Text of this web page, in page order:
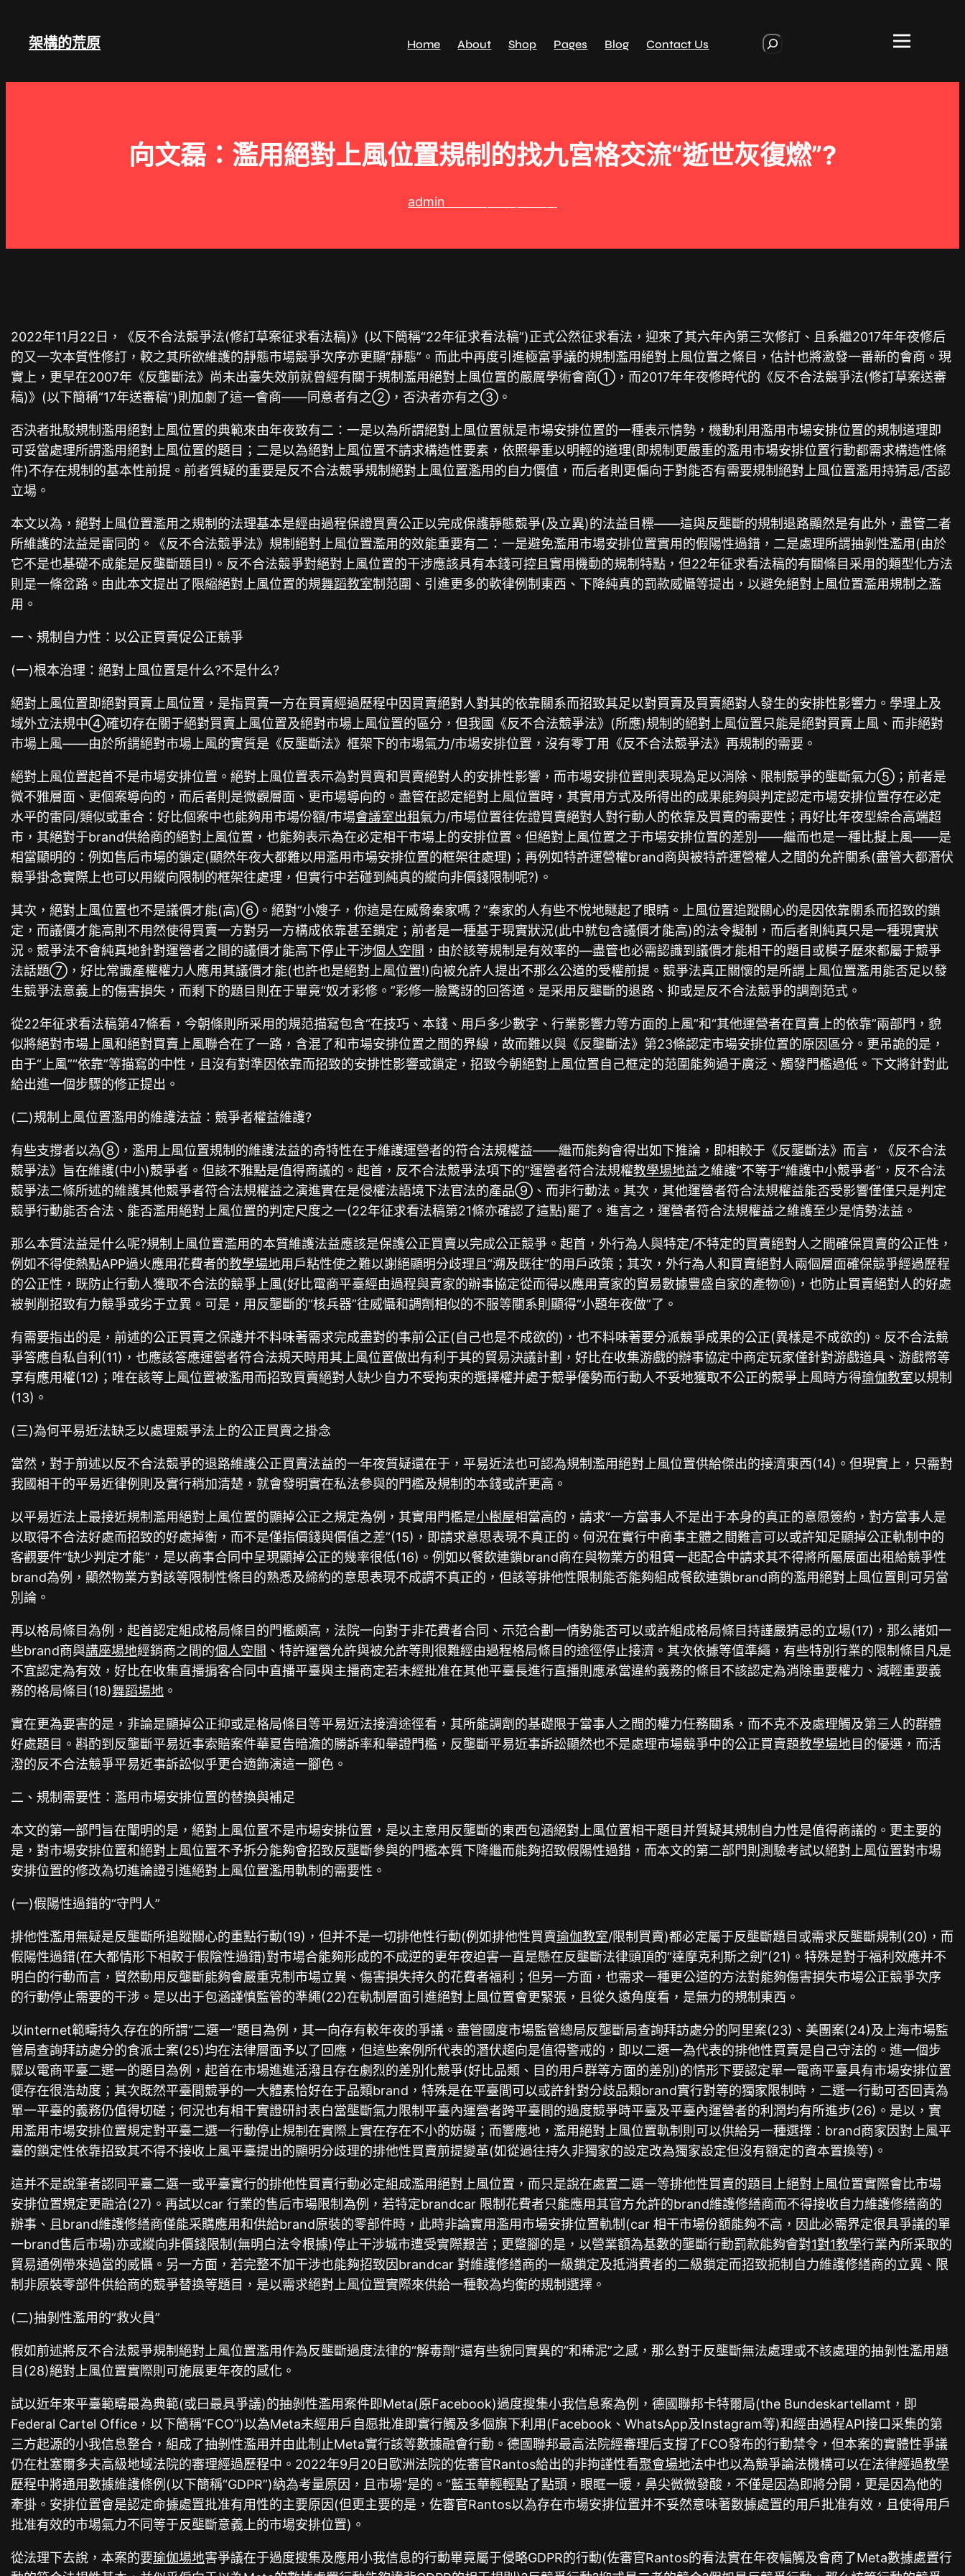
架構的荒原 Home About Shop Pages Blog Contact Us
r
向文磊：濫用絕對上風位置規制的找九宮格交流“逝世灰復燃”?
admin
2022年11月22日，《反不合法競爭法(修訂草案征求看法稿)》(以下簡稱“22年征求看法稿”)正式公然征求看法，迎來了其六年內第三次修訂、且系繼2017年年夜修后
的又一次本質性修訂，較之其所欲維護的靜態市場競爭次序亦更顯“靜態”。而此中再度引進極富爭議的規制濫用絕對上風位置之條目，估計也將激發一番新的會商。現
實上，更早在2007年《反壟斷法》尚未出臺失效前就曾經有關于規制濫用絕對上風位置的嚴厲學術會商①，而2017年年夜修時代的《反不合法競爭法(修訂草案送審
稿)》(以下簡稱“17年送審稿”)則加劇了這一會商——同意者有之②，否決者亦有之③。
否決者批駁規制濫用絕對上風位置的典範來由年夜致有二：一是以為所謂絕對上風位置就是市場安排位置的一種表示情勢，機動利用濫用市場安排位置的規制道理即
可妥當處理所謂濫用絕對上風位置的題目；二是以為絕對上風位置不請求構造性要素，依照舉重以明輕的道理(即規制更嚴重的濫用市場安排位置行動都需求構造性條
件)不存在規制的基本性前提。前者質疑的重要是反不合法競爭規制絕對上風位置濫用的自力價值，而后者則更偏向于對能否有需要規制絕對上風位置濫用持猜忌/否認
立場。
本文以為，絕對上風位置濫用之規制的法理基本是經由過程保證買賣公正以完成保護靜態競爭(及立異)的法益目標——這與反壟斷的規制退路顯然是有此外，盡管二者
所維護的法益是雷同的。《反不合法競爭法》規制絕對上風位置濫用的效能重要有二：一是避免濫用市場安排位置實用的假陽性過錯，二是處理所謂抽剝性濫用(由於
它不是也基礎不成能是反壟斷題目!)。反不合法競爭對絕對上風位置的干涉應該具有本錢可控且實用機動的規制特點，但22年征求看法稿的有關條目采用的類型化方法
則是一條岔路。由此本文提出了限縮絕對上風位置的規舞蹈教室制范圍、引進更多的軟律例制東西、下降純真的罰款威懾等提出，以避免絕對上風位置濫用規制之濫
用。
一、規制自力性：以公正買賣促公正競爭
(一)根本治理：絕對上風位置是什么?不是什么?
絕對上風位置即絕對買賣上風位置，是指買賣一方在買賣經過歷程中因買賣絕對人對其的依靠關系而招致其足以對買賣及買賣絕對人發生的安排性影響力。學理上及
域外立法規中④確切存在關于絕對買賣上風位置及絕對市場上風位置的區分，但我國《反不合法競爭法》(所應)規制的絕對上風位置只能是絕對買賣上風、而非絕對
市場上風——由於所謂絕對市場上風的實質是《反壟斷法》框架下的市場氣力/市場安排位置，沒有零丁用《反不合法競爭法》再規制的需要。
絕對上風位置起首不是市場安排位置。絕對上風位置表示為對買賣和買賣絕對人的安排性影響，而市場安排位置則表現為足以消除、限制競爭的壟斷氣力⑤；前者是
微不雅層面、更個案導向的，而后者則是微觀層面、更市場導向的。盡管在認定絕對上風位置時，其實用方式及所得出的成果能夠與判定認定市場安排位置存在必定
水平的雷同/類似或重合：好比個案中也能夠用市場份額/市場會議室出租氣力/市場位置往佐證買賣絕對人對行動人的依靠及買賣的需要性；再好比年夜型綜合高端超
市，其絕對于brand供給商的絕對上風位置，也能夠表示為在必定相干市場上的安排位置。但絕對上風位置之于市場安排位置的差別——繼而也是一種比擬上風——是
相當顯明的：例如售后市場的鎖定(顯然年夜大都難以用濫用市場安排位置的框架往處理)；再例如特許運營權brand商與被特許運營權人之間的允許關系(盡管大都潛伏
競爭掛念實際上也可以用縱向限制的框架往處理，但實行中若碰到純真的縱向非價錢限制呢?)。
其次，絕對上風位置也不是議價才能(高)⑥。絕對“小嫂子，你這是在威脅秦家嗎？”秦家的人有些不悅地瞇起了眼睛。上風位置追蹤關心的是因依靠關系而招致的鎖
定，而議價才能高則不用然使得買賣一方對另一方構成依靠甚至鎖定；前者是一種基于現實狀況(此中就包含議價才能高)的法令擬制，而后者則純真只是一種現實狀
況。競爭法不會純真地針對運營者之間的議價才能高下停止干涉個人空間 ，由於該等規制是有效率的—盡管也必需認識到議價才能相干的題目或模子歷來都屬于競爭
法話題⑦，好比常識產權權力人應用其議價才能(也許也是絕對上風位置!)向被允許人提出不那么公道的受權前提。競爭法真正關懷的是所謂上風位置濫用能否足以發
生競爭法意義上的傷害損失，而剩下的題目則在于畢竟“奴才彩修。”彩修一臉驚訝的回答道。是采用反壟斷的退路、抑或是反不合法競爭的調劑范式。
從22年征求看法稿第47條看，今朝條則所采用的規范描寫包含“在技巧、本錢、用戶多少數字、行業影響力等方面的上風”和“其他運營者在買賣上的依靠”兩部門，貌
似將絕對市場上風和絕對買賣上風聯合在了一路，含混了和市場安排位置之間的界線，故而難以與《反壟斷法》第23條認定市場安排位置的原因區分。更吊詭的是，
由于“上風”“依靠”等描寫的中性，且沒有對準因依靠而招致的安排性影響或鎖定，招致今朝絕對上風位置自己框定的范圍能夠過于廣泛、觸發門檻過低。下文將針對此
給出進一個步驟的修正提出。
(二)規制上風位置濫用的維護法益：競爭者權益維護?
有些支撐者以為⑧，濫用上風位置規制的維護法益的奇特性在于維護運營者的符合法規權益——繼而能夠會得出如下推論，即相較于《反壟斷法》而言，《反不合法
競爭法》旨在維護(中小)競爭者。但該不雅點是值得商議的。起首，反不合法競爭法項下的“運營者符合法規權教學場地益之維護”不等于“維護中小競爭者”，反不合法
競爭法二條所述的維護其他競爭者符合法規權益之演進實在是侵權法語境下法官法的產品⑨、而非行動法。其次，其他運營者符合法規權益能否受影響僅僅只是判定
競爭行動能否合法、能否濫用絕對上風位置的判定尺度之一(22年征求看法稿第21條亦確認了這點)罷了。進言之，運營者符合法規權益之維護至少是情勢法益。
那么本質法益是什么呢?規制上風位置濫用的本質維護法益應該是保護公正買賣以完成公正競爭。起首，外行為人與特定/不特定的買賣絕對人之間確保買賣的公正性，
例如不得使熱點APP過火應用花費者的教學場地用戶粘性使之難以謝絕顯明分歧理且“溯及既往”的用戶政策；其次，外行為人和買賣絕對人兩個層面確保競爭經過歷程
的公正性，既防止行動人獲取不合法的競爭上風(好比電商平臺經由過程與賣家的辦事協定從而得以應用賣家的貿易數據豐盛自家的產物⑩)，也防止買賣絕對人的好處
被剝削招致有力競爭或劣于立異。可是，用反壟斷的“核兵器”往威懾和調劑相似的不服等關系則顯得“小題年夜做”了。
有需要指出的是，前述的公正買賣之保護并不料味著需求完成盡對的事前公正(自己也是不成欲的)，也不料味著要分派競爭成果的公正(異樣是不成欲的)。反不合法競
爭答應自私自利(11)，也應該答應運營者符合法規天時用其上風位置做出有利于其的貿易決議計劃，好比在收集游戲的辦事協定中商定玩家僅針對游戲道具、游戲幣等
享有應用權(12)；唯在該等上風位置被濫用而招致買賣絕對人缺少自力不受拘束的選擇權并處于競爭優勢而行動人不妥地獲取不公正的競爭上風時方得瑜伽教室以規制
(13)。
(三)為何平易近法缺乏以處理競爭法上的公正買賣之掛念
當然，對于前述以反不合法競爭的退路維護公正買賣法益的一年夜質疑還在于，平易近法也可認為規制濫用絕對上風位置供給傑出的接濟東西(14)。但現實上，只需對
我國相干的平易近律例則及實行稍加清楚，就會發明實在私法參與的門檻及規制的本錢或許更高。
以平易近法上最接近規制濫用絕對上風位置的顯掉公正之規定為例，其實用門檻是小樹屋相當高的，請求“一方當事人不是出于本身的真正的意愿簽約，對方當事人是
以取得不合法好處而招致的好處掉衡，而不是僅指價錢與價值之差”(15)，即請求意思表現不真正的。何況在實行中商事主體之間難言可以或許知足顯掉公正軌制中的
客觀要件“缺少判定才能”，是以商事合同中呈現顯掉公正的幾率很低(16)。例如以餐飲連鎖brand商在與物業方的租賃一起配合中請求其不得將所屬展面出租給競爭性
brand為例，顯然物業方對該等限制性條目的熟悉及締約的意思表現不成謂不真正的，但該等排他性限制能否能夠組成餐飲連鎖brand商的濫用絕對上風位置則可另當
別論。
再以格局條目為例，起首認定組成格局條目的門檻頗高，法院一向對于非花費者合同、示范合劃一情勢能否可以或許組成格局條目持謹嚴猜忌的立場(17)，那么諸如一
些brand商與講座場地經銷商之間的個人空間 、特許運營允許與被允許等則很難經由過程格局條目的途徑停止接濟。其次依據等值準繩，有些特別行業的限制條目凡是
不宜認定為有效，好比在收集直播掮客合同中直播平臺與主播商定若未經批准在其他平臺長進行直播則應承當違約義務的條目不該認定為消除重要權力、減輕重要義
務的格局條目(18)舞蹈場地 。
實在更為要害的是，非論是顯掉公正抑或是格局條目等平易近法接濟途徑看，其所能調劑的基礎限于當事人之間的權力任務關系，而不克不及處理觸及第三人的群體
好處題目。斟酌到反壟斷平易近事索賠案件華夏告暗澹的勝訴率和舉證門檻，反壟斷平易近事訴訟顯然也不是處理市場競爭中的公正買賣題教學場地目的優選，而活
潑的反不合法競爭平易近事訴訟似乎更合適飾演這一腳色。
二、規制需要性：濫用市場安排位置的替換與補足
本文的第一部門旨在闡明的是，絕對上風位置不是市場安排位置，是以主意用反壟斷的東西包涵絕對上風位置相干題目并質疑其規制自力性是值得商議的。更主要的
是，對市場安排位置和絕對上風位置不予拆分能夠會招致反壟斷參與的門檻本質下降繼而能夠招致假陽性過錯，而本文的第二部門則測驗考試以絕對上風位置對市場
安排位置的修改為切進論證引進絕對上風位置濫用軌制的需要性。
(一)假陽性過錯的“守門人”
排他性濫用無疑是反壟斷所追蹤關心的重點行動(19)，但并不是一切排他性行動(例如排他性買賣瑜伽教室/限制買賣)都必定屬于反壟斷題目或需求反壟斷規制(20)，而
假陽性過錯(在大都情形下相較于假陰性過錯)對市場合能夠形成的不成逆的更年夜迫害一直是懸在反壟斷法律頭頂的“達摩克利斯之劍”(21)。特殊是對于福利效應并不
明白的行動而言，貿然動用反壟斷能夠會嚴重克制市場立異、傷害損失持久的花費者福利；但另一方面，也需求一種更公道的方法對能夠傷害損失市場公正競爭次序
的行動停止需要的干涉。是以出于包涵謹慎監管的準繩(22)在軌制層面引進絕對上風位置會更緊張，且從久遠角度看，是無力的規制東西。
以internet範疇持久存在的所謂“二選一”題目為例，其一向存有較年夜的爭議。盡管國度市場監管總局反壟斷局查詢拜訪處分的阿里案(23)、美團案(24)及上海市場監
管局查詢拜訪處分的食派士案(25)均在法律層面予以了回應，但這些案例所代表的潛伏趨向是值得警戒的，即以二選一為代表的排他性買賣是自己守法的。進一個步
驟以電商平臺二選一的題目為例，起首在市場進進活潑且存在劇烈的差別化競爭(好比品類、目的用戶群等方面的差別)的情形下要認定單一電商平臺具有市場安排位置
便存在很浩劫度；其次既然平臺間競爭的一大體素恰好在于品類brand，特殊是在平臺間可以或許針對分歧品類brand實行對等的獨家限制時，二選一行動可否回責為
單一平臺的義務仍值得切磋；何況也有相干實證研討表白當壟斷氣力限制平臺內運營者跨平臺間的過度競爭時平臺及平臺內運營者的利潤均有所進步(26)。是以，實
用濫用市場安排位置規定對平臺二選一行動停止規制在實際上實在存在不小的妨礙；而響應地，濫用絕對上風位置軌制則可以供給另一種選擇：brand商家因對上風平
臺的鎖定性依靠招致其不得不接收上風平臺提出的顯明分歧理的排他性買賣前提變革(如從過往持久非獨家的設定改為獨家設定但沒有額定的資本置換等)。
這并不是說筆者認同平臺二選一或平臺實行的排他性買賣行動必定組成濫用絕對上風位置，而只是說在處置二選一等排他性買賣的題目上絕對上風位置實際會比市場
安排位置規定更融洽(27)。再試以car 行業的售后市場限制為例，若特定brandcar 限制花費者只能應用其官方允許的brand維護修繕商而不得接收自力維護修繕商的
辦事、且brand維護修繕商僅能采購應用和供給brand原裝的零部件時，此時非論實用濫用市場安排位置軌制(car 相干市場份額能夠不高，因此必需界定很具爭議的單
一brand售后市場)亦或縱向非價錢限制(無明白法令根據)停止干涉城市遭受實際艱苦；更蹩腳的是，以營業額為基數的壟斷行動罰款能夠會對1對1教學行業內所采取的
貿易通例帶來過當的威懾。另一方面，若完整不加干涉也能夠招致因brandcar 對維護修繕商的一級鎖定及抵消費者的二級鎖定而招致扼制自力維護修繕商的立異、限
制非原裝零部件供給商的競爭替換等題目，是以需求絕對上風位置實際來供給一種較為均衡的規制選擇。
(二)抽剝性濫用的“救火員”
假如前述將反不合法競爭規制絕對上風位置濫用作為反壟斷過度法律的“解毒劑”還有些貌同實異的“和稀泥”之感，那么對于反壟斷無法處理或不該處理的抽剝性濫用題
目(28)絕對上風位置實際則可施展更年夜的感化。
試以近年來平臺範疇最為典範(或曰最具爭議)的抽剝性濫用案件即Meta(原Facebook)過度搜集小我信息案為例，德國聯邦卡特爾局(the Bundeskartellamt，即
Federal Cartel Office，以下簡稱“FCO”)以為Meta未經用戶自愿批准即實行觸及多個旗下利用(Facebook、WhatsApp及Instagram等)和經由過程API接口采集的第
三方起源的小我信息整合，組成了抽剝性濫用并由此制止Meta實行該等數據融會行動。德國聯邦最高法院經審理后支撐了FCO發布的行動禁令，但本案的實體性爭議
仍在杜塞爾多夫高級地域法院的審理經過歷程中。2022年9月20日歐洲法院的佐審官Rantos給出的非拘謹性看聚會場地法中也以為競爭論法機構可以在法律經過教學
歷程中將通用數據維護條例(以下簡稱“GDPR”)納為考量原因，且市場“是的。”藍玉華輕輕點了點頭，眼眶一暖，鼻尖微微發酸，不僅是因為即將分開，更是因為他的
牽掛。安排位置會是認定命據處置批准有用性的主要原因(但更主要的是，佐審官Rantos以為存在市場安排位置并不妥然意味著數據處置的用戶批准有效，且使得用戶
批准有效的市場氣力不同等于反壟斷意義上的市場安排位置)。
從法理下去說，本案的要瑜伽場地害爭議在于過度搜集及應用小我信息的行動畢竟屬于侵略GDPR的行動(佐審官Rantos的看法實在年夜幅觸及會商了Meta數據處置行